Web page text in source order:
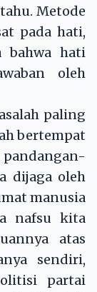
Metode
pada hati,
bahwa hati
oleh
paling
bertempat
dijaga oleh
manusia
nafsu kita
atas
sendiri,
partai